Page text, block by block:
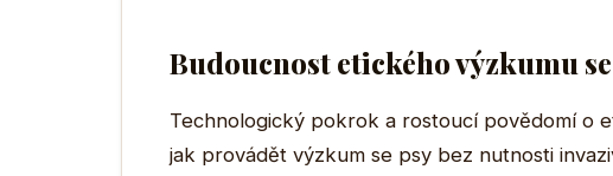
Budoucnost etického výzkumu
Technologický pokrok a rostoucí povědomí o
jak provádět výzkum se psy bez nutnosti